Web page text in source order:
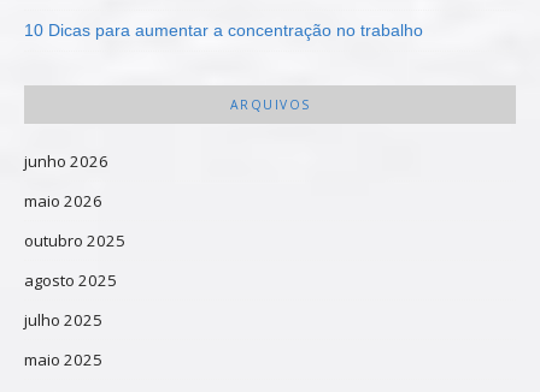
10 Dicas para aumentar a concentração no trabalho
ARQUIVOS
junho 2026
maio 2026
outubro 2025
agosto 2025
julho 2025
maio 2025